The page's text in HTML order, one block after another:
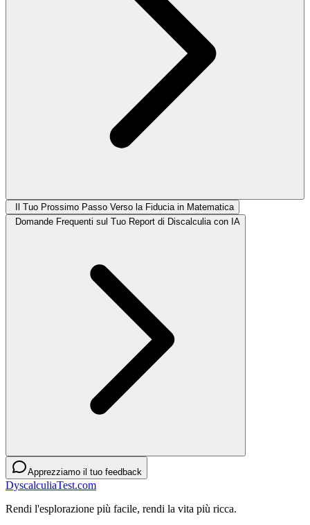
Il Tuo Prossimo Passo Verso la Fiducia in Matematica
Domande Frequenti sul Tuo Report di Discalculia con IA
Apprezziamo il tuo feedback
DyscalculiaTest.com
Rendi l'esplorazione più facile, rendi la vita più ricca.